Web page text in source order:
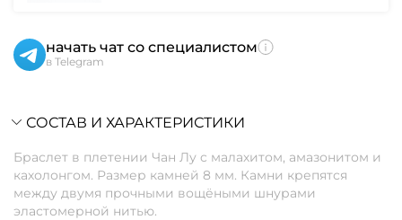
начать чат со специалистом
в Telegram
СОСТАВ И ХАРАКТЕРИСТИКИ
Браслет в плетении Чан Лу c малахитом, амазонитом и
кахолонгом. Размер камней 8 мм. Камни крепятся
между двумя прочными вощёными шнурами
эластомерной нитью.